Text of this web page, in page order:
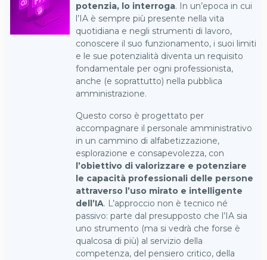
potenzia, lo interroga. In un’epoca in cui
l’IA è sempre più presente nella vita
quotidiana e negli strumenti di lavoro,
conoscere il suo funzionamento, i suoi limiti
e le sue potenzialità diventa un requisito
fondamentale per ogni professionista,
anche (e soprattutto) nella pubblica
amministrazione.
Questo corso è progettato per
accompagnare il personale amministrativo
in un cammino di alfabetizzazione,
esplorazione e consapevolezza, con
l’obiettivo di valorizzare e potenziare
le capacità professionali delle persone
attraverso l’uso mirato e intelligente
dell’IA. L’approccio non è tecnico né
passivo: parte dal presupposto che l’IA sia
uno strumento (ma si vedrà che forse è
qualcosa di più) al servizio della
competenza, del pensiero critico, della